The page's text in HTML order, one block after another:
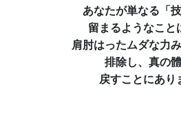
あなたが単なる「
留まるようなこと
肩肘はったムダな力
排除し、真の
戻すことにあり